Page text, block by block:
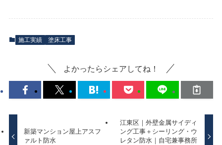
施工実績 塗床工事
よかったらシェアしてね！
新築マンション屋上アスフ
ァルト防水
江東区｜外壁金属サイディ
ング工事＋シーリング・ウ
レタン防水｜自宅兼事務所